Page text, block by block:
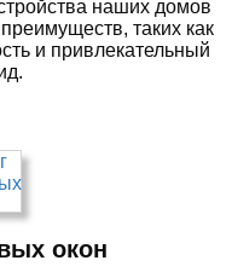
наших домов
таких как
и привлекательный
окон